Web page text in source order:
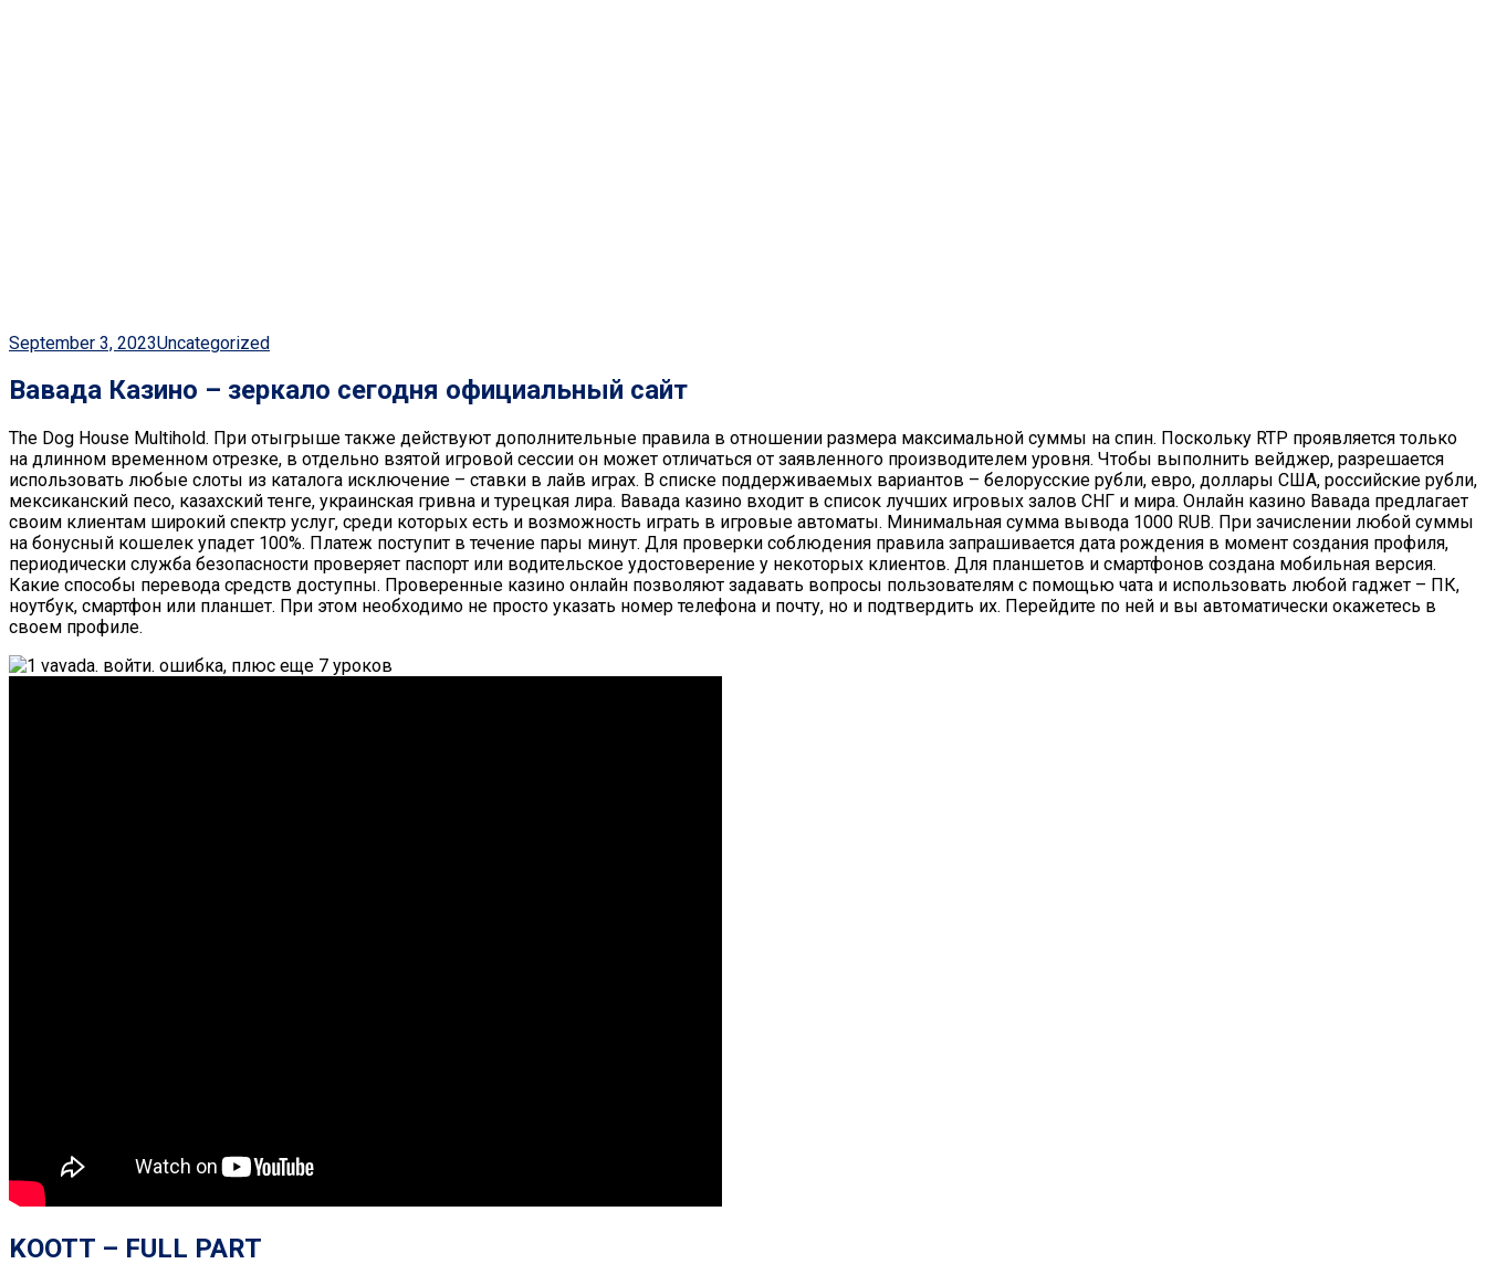
September 3, 2023Uncategorized
Вавада Казино – зеркало сегодня официальный сайт
The Dog House Multihold. При отыгрыше также действуют дополнительные правила в отношении размера максимальной суммы на спин. Поскольку RTP проявляется только
на длинном временном отрезке, в отдельно взятой игровой сессии он может отличаться от заявленного производителем уровня. Чтобы выполнить вейджер, разрешается
использовать любые слоты из каталога исключение – ставки в лайв играх. В списке поддерживаемых вариантов – белорусские рубли, евро, доллары США, российские рубли,
мексиканский песо, казахский тенге, украинская гривна и турецкая лира. Вавада казино входит в список лучших игровых залов СНГ и мира. Онлайн казино Вавада предлагает
своим клиентам широкий спектр услуг, среди которых есть и возможность играть в игровые автоматы. Минимальная сyмма вывода 1000 RUB. При зачислении любой суммы
на бонусный кошелек упадет 100%. Платеж поступит в течение пары минут. Для проверки соблюдения правила запрашивается дата рождения в момент создания профиля,
периодически служба безопасности проверяет паспорт или водительское удостоверение у некоторых клиентов. Для планшетов и смартфонов создана мобильная версия.
Какие способы перевода средств доступны. Проверенные казино онлайн позволяют задавать вопросы пользователям с помощью чата и использовать любой гаджет – ПК,
ноутбук, смартфон или планшет. При этом необходимо не просто указать номер телефона и почту, но и подтвердить их. Перейдите по ней и вы автоматически окажетесь в
своем профиле.
KOOTT – FULL PART